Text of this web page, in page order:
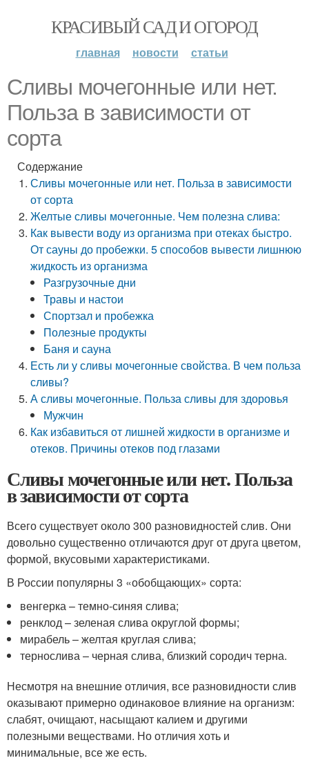
КРАСИВЫЙ САД И ОГОРОД
главная новости статьи
Сливы мочегонные или нет.
Польза в зависимости от
сорта
Содержание
Сливы мочегонные или нет. Польза в зависимости
от сорта
Желтые сливы мочегонные. Чем полезна слива:
Как вывести воду из организма при отеках быстро.
От сауны до пробежки. 5 способов вывести лишнюю
жидкость из организма
Разгрузочные дни
Травы и настои
Спортзал и пробежка
Полезные продукты
Баня и сауна
Есть ли у сливы мочегонные свойства. В чем польза
сливы?
А сливы мочегонные. Польза сливы для здоровья
Мужчин
Как избавиться от лишней жидкости в организме и
отеков. Причины отеков под глазами
Сливы мочегонные или нет. Польза
в зависимости от сорта
Всего существует около 300 разновидностей слив. Они
довольно существенно отличаются друг от друга цветом,
формой, вкусовыми характеристиками.
В России популярны 3 «обобщающих» сорта:
венгерка – темно-синяя слива;
ренклод – зеленая слива округлой формы;
мирабель – желтая круглая слива;
тернослива – черная слива, близкий сородич терна.
Несмотря на внешние отличия, все разновидности слив
оказывают примерно одинаковое влияние на организм:
слабят, очищают, насыщают калием и другими
полезными веществами. Но отличия хоть и
минимальные, все же есть.